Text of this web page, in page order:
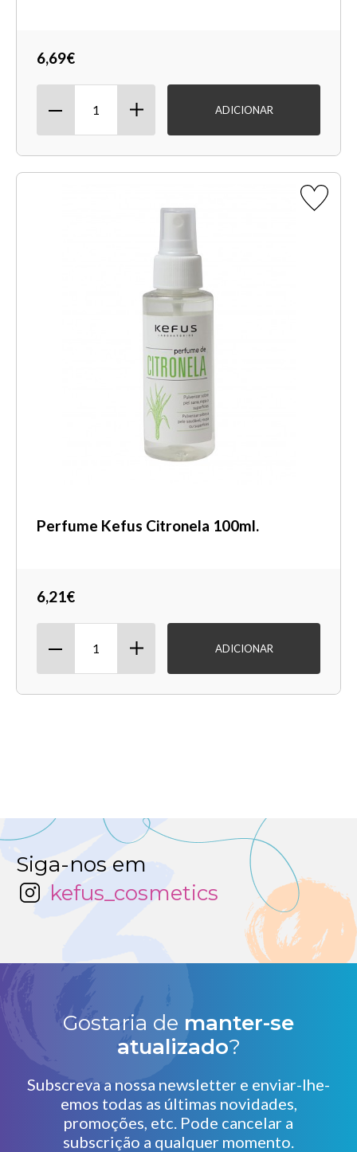
6,69€
ADICIONAR
Perfume Kefus Citronela 100ml.
6,21€
ADICIONAR
Siga-nos em
kefus_cosmetics
Gostaria de manter-se
atualizado?
Subscreva a nossa newsletter e enviar-lhe-
emos todas as últimas novidades,
promoções, etc. Pode cancelar a
subscrição a qualquer momento.